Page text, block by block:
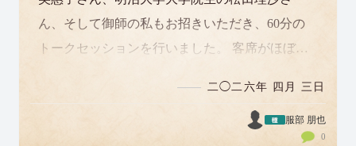
ん、そして御師の私もお招きいただき、60分の
トークセッションを行いました。 客席がほぼ埋
二◯二六年 四月 三日
服部 朋也
0